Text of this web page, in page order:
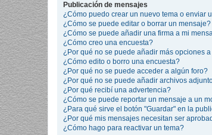
Publicación de mensajes
¿Cómo puedo crear un nuevo tema o enviar
¿Cómo se puede editar o borrar un mensaje?
¿Cómo se puede añadir una firma a mi
¿Cómo creo una encuesta?
¿Por qué no se puede añadir más opciones
¿Cómo edito o borro una encuesta?
¿Por qué no se puede acceder a algún foro?
¿Por qué no se puede añadir archivos
¿Por qué recibí una advertencia?
¿Cómo se puede reportar un mensaje a un
¿Para qué sirve el botón "Guardar" en la
¿Por qué mis mensajes necesitan ser
¿Cómo hago para reactivar un tema?